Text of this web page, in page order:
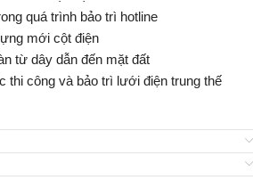
quá trình bảo trì hotline
mới cột điện
từ dây dẫn đến mặt đất
thi công và bảo trì lưới điện trung thế